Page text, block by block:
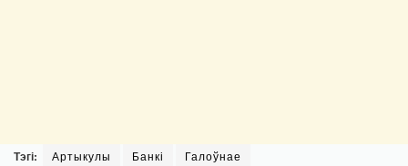
Тэгі: Артыкулы Банкі Галоўнае